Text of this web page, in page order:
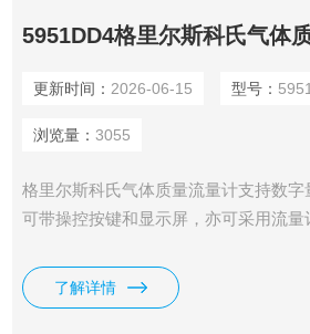
5951DD4格里尔斯科氏气体
更新时间： 2026-06-15 型号：
浏览量： 3055
格里尔斯科氏气体质量流量计支持数
可带操控按键和显示屏，亦可采用流
了解详情